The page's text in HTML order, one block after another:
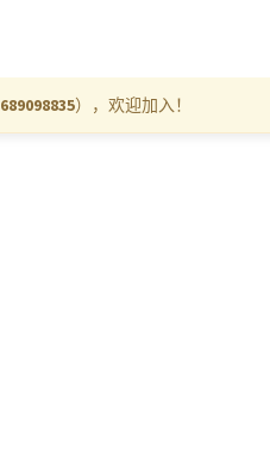
689098835），欢迎加入！